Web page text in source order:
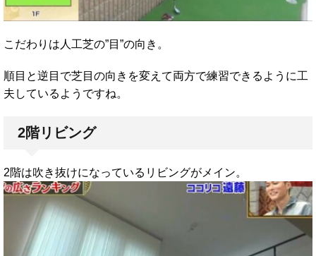
こだわりは人工芝の”目”の向き。
順目と逆目で芝目の向きを変えて両方で練習できるように工
夫しているようですね。
2階リビング
2階は吹き抜けになっているリビングがメイン。